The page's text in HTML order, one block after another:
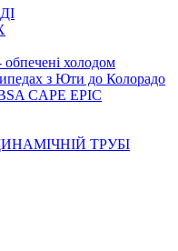
холодом
з Юти до Колорадо
CAPE EPIC
ТРУБІ